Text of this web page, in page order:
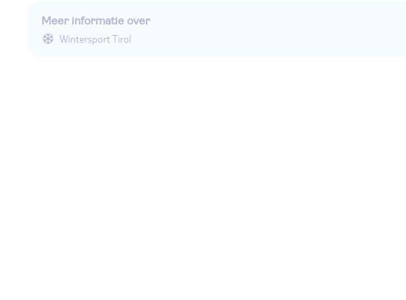
Meer informatie over
Wintersport Tirol